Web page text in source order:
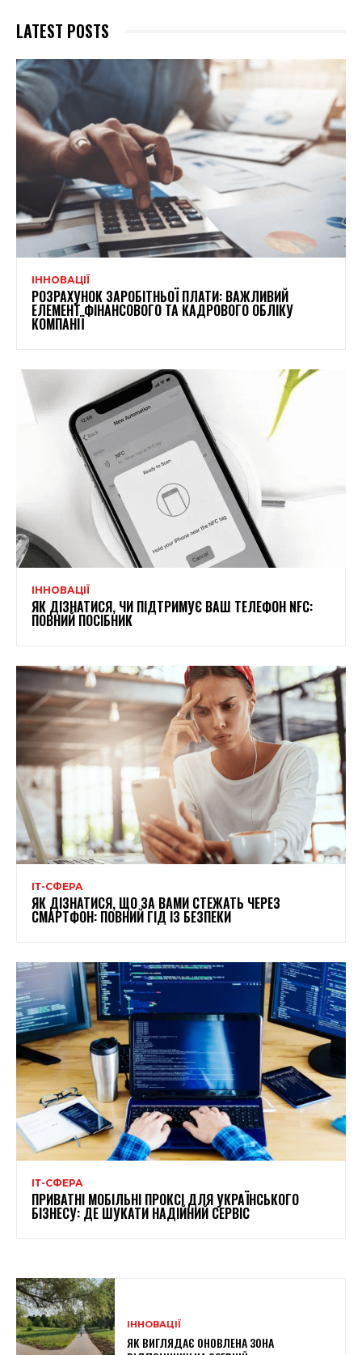
LATEST POSTS
ІННОВАЦІЇ
РОЗРАХУНОК ЗАРОБІТНЬОЇ ПЛАТИ: ВАЖЛИВИЙ
ЕЛЕМЕНТ ФІНАНСОВОГО ТА КАДРОВОГО ОБЛІКУ
КОМПАНІЇ
ІННОВАЦІЇ
ЯК ДІЗНАТИСЯ, ЧИ ПІДТРИМУЄ ВАШ ТЕЛЕФОН NFC:
ПОВНИЙ ПОСІБНИК
ІТ-СФЕРА
ЯК ДІЗНАТИСЯ, ЩО ЗА ВАМИ СТЕЖАТЬ ЧЕРЕЗ
СМАРТФОН: ПОВНИЙ ГІД ІЗ БЕЗПЕКИ
ІТ-СФЕРА
ПРИВАТНІ МОБІЛЬНІ ПРОКСІ ДЛЯ УКРАЇНСЬКОГО
БІЗНЕСУ: ДЕ ШУКАТИ НАДІЙНИЙ СЕРВІС
ІННОВАЦІЇ
ЯК ВИГЛЯДАЄ ОНОВЛЕНА ЗОНА